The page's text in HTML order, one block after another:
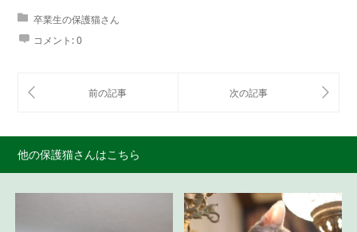
卒業生の保護猫さん
コメント:0
他の保護猫さんはこちら